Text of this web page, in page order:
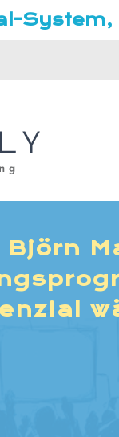
System,
Björn